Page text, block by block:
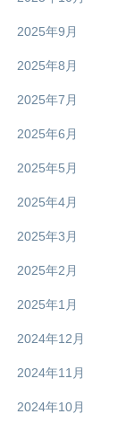
2025年9月
2025年8月
2025年7月
2025年6月
2025年5月
2025年4月
2025年3月
2025年2月
2025年1月
2024年12月
2024年11月
2024年10月